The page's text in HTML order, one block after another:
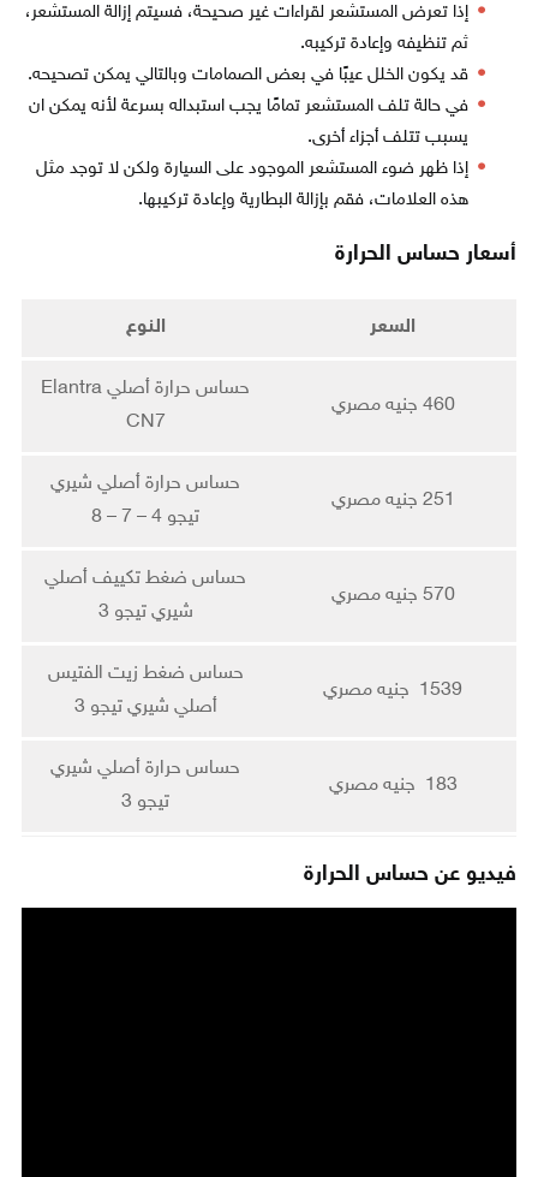
إذا تعرض المستشعر لقراءات غير صحيحة، فسيتم إزالة المستشعر،
ثم تنظيفه وإعادة تركيبه.
قد يكون الخلل عيبًا في بعض الصمامات وبالتالي يمكن تصحيحه.
في حالة تلف المستشعر تمامًا يجب استبداله بسرعة لأنه يمكن ان
يسبب تتلف أجزاء أخرى.
إذا ظهر ضوء المستشعر الموجود على السيارة ولكن لا توجد مثل
هذه العلامات، فقم بإزالة البطارية وإعادة تركيبها.
أسعار حساس الحرارة
السعر النوع
460 جنيه مصري
حساس حرارة أصلي Elantra
CN7
251 جنيه مصري
حساس حرارة أصلي شيري
تيجو 4 – 7 – 8
570 جنيه مصري
حساس ضغط تكييف أصلي
شيري تيجو 3
1539 جنيه مصري
حساس ضغط زيت الفتيس
أصلي شيري تيجو 3
183 جنيه مصري
حساس حرارة أصلي شيري
تيجو 3
فيديو عن حساس الحرارة